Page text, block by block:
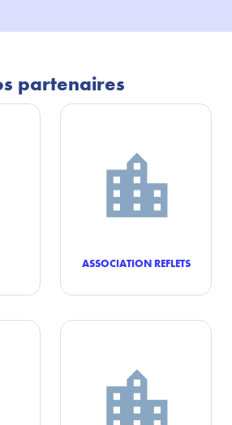
partenaires
ASSOCIATION REFLETS